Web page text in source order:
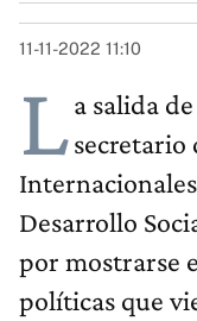
11-11-2022 11:10
La salida
secretario
Desarrollo
por mostrarse
políticas que